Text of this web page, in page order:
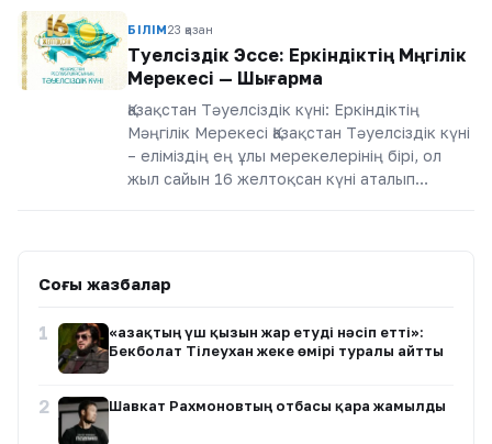
БІЛІМ23 қазан
Тәуелсіздік Эссе: Еркіндіктің Мәңгілік
Мерекесі — Шығарма
Қазақстан Тәуелсіздік күні: Еркіндіктің
Мәңгілік Мерекесі Қазақстан Тәуелсіздік күні
– еліміздің ең ұлы мерекелерінің бірі, ол
жыл сайын 16 желтоқсан күні аталып…
Соңғы жазбалар
1
«Қазақтың үш қызын жар етуді нәсіп етті»:
Бекболат Тілеухан жеке өмірі туралы айтты
2 Шавкат Рахмоновтың отбасы қара жамылды